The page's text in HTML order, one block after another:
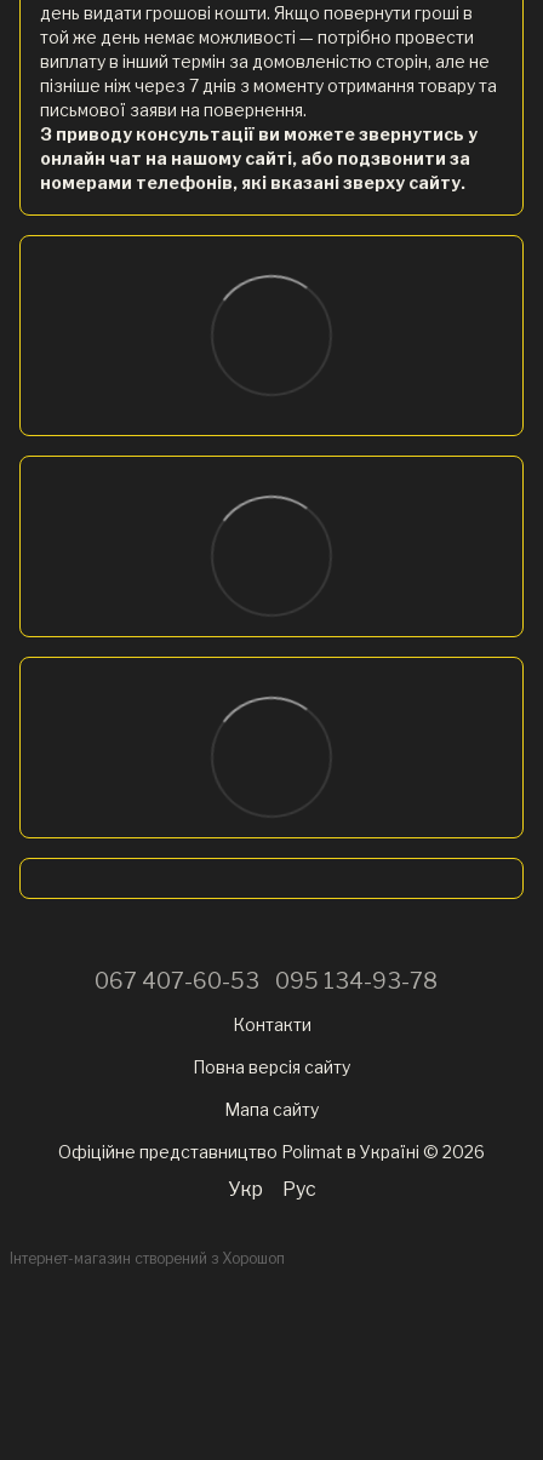
день видати грошові кошти. Якщо повернути гроші в
той же день немає можливості — потрібно провести
виплату в інший термін за домовленістю сторін, але не
пізніше ніж через 7 днів з моменту отримання товару та
письмової заяви на повернення.
З приводу консультації ви можете звернутись у
онлайн чат на нашому сайті, або подзвонити за
номерами телефонів, які вказані зверху сайту.
067 407-60-53 095 134-93-78
Контакти
Повна версія сайту
Мапа сайту
Офіційне представництво Polimat в Україні © 2026
Укр Рус
Інтернет-магазин створений з Хорошоп